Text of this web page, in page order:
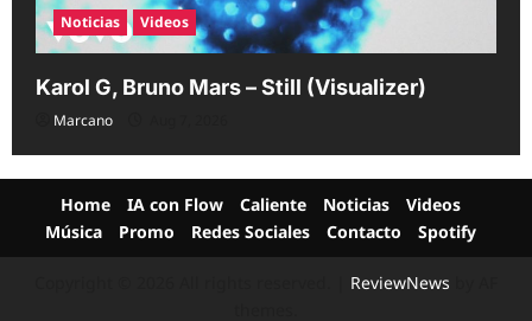
Noticias Videos
Karol G, Bruno Mars – Still (Visualizer)
Marcano
Home IA con Flow Caliente Noticias
Videos
Música
Promo Redes Sociales Contacto Spotify
ReviewNews